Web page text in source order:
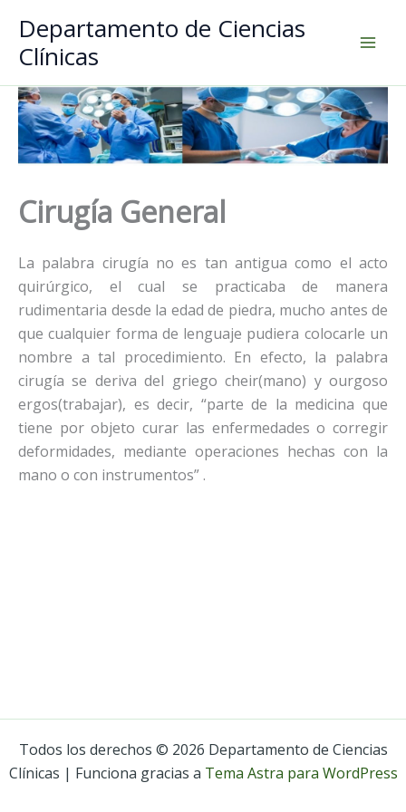
contenido
Departamento de Ciencias
Clínicas
Cirugía General
La palabra cirugía no es tan antigua como el acto
quirúrgico, el cual se practicaba de manera
rudimentaria desde la edad de piedra, mucho antes de
que cualquier forma de lenguaje pudiera colocarle un
nombre a tal procedimiento. En efecto, la palabra
cirugía se deriva del griego cheir(mano) y ourgoso
ergos(trabajar), es decir, “parte de la medicina que
tiene por objeto curar las enfermedades o corregir
deformidades, mediante operaciones hechas con la
mano o con instrumentos” .
Todos los derechos © 2026 Departamento de Ciencias
Clínicas | Funciona gracias a Tema Astra para WordPress